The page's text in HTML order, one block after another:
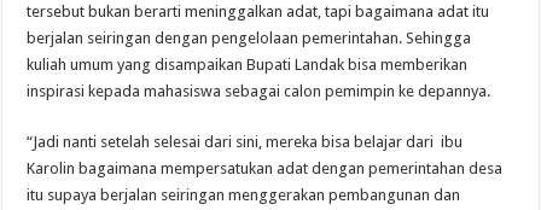
tersebut bukan berarti meninggalkan adat, tapi bagaimana adat itu
berjalan seiringan dengan pengelolaan pemerintahan. Sehingga
kuliah umum yang disampaikan Bupati Landak bisa memberikan
inspirasi kepada mahasiswa sebagai calon pemimpin ke depannya.
“Jadi nanti setelah selesai dari sini, mereka bisa belajar dari ibu
Karolin bagaimana mempersatukan adat dengan pemerintahan desa
itu supaya berjalan seiringan menggerakan pembangunan dan